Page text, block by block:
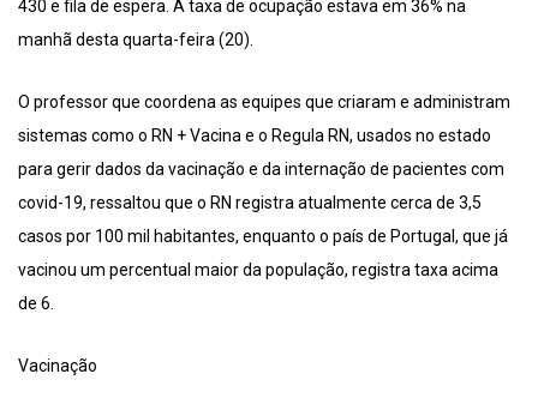
430 e fila de espera. A taxa de ocupação estava em 36% na
manhã desta quarta-feira (20).
O professor que coordena as equipes que criaram e administram
sistemas como o RN + Vacina e o Regula RN, usados no estado
para gerir dados da vacinação e da internação de pacientes com
covid-19, ressaltou que o RN registra atualmente cerca de 3,5
casos por 100 mil habitantes, enquanto o país de Portugal, que já
vacinou um percentual maior da população, registra taxa acima
de 6.
Vacinação